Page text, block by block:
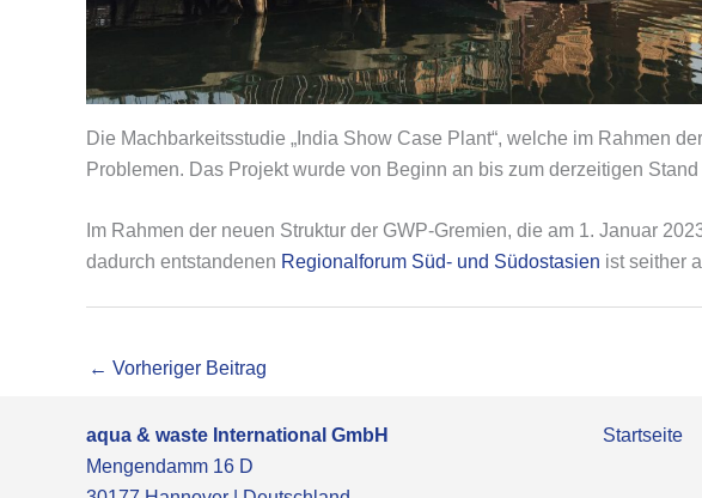
Die Machbarkeitsstudie „India Show Case Plant“, welche im Rahmen
Problemen. Das Projekt wurde von Beginn an bis zum derzeitigen
Im Rahmen der neuen Struktur der GWP-Gremien, die am 1. Januar
dadurch entstandenen Regionalforum Süd- und Südostasien ist seither
← Vorheriger Beitrag
aqua & waste International GmbH
Mengendamm 16 D
Startseite